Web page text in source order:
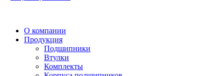
О компании
Продукция
Подшипники
Втулки
Комплекты